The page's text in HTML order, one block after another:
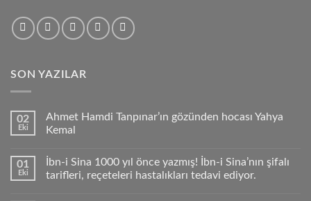
SON YAZILAR
02
Eki
Ahmet Hamdi Tanpınar’ın gözünden hocası Yahya
Kemal
01
Eki
İbn-i Sina 1000 yıl önce yazmış! İbn-i Sina’nın şifalı
tarifleri, reçeteleri hastalıkları tedavi ediyor.